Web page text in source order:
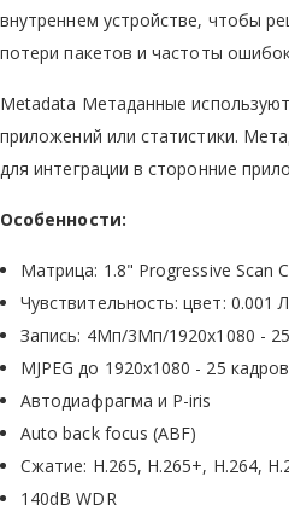
внутреннем устройстве, чтобы
потери пакетов и частоты
Metadata Метаданные
приложений или статистики.
для интеграции в сторонние
Особенности:
Матрица: 1.8" Progressive Scan
Чувствительность: цвет: 0.001
Запись: 4Мп/3Мп/1920х1080 -
MJPEG до 1920х1080 - 25
Автодиафрагма и P-iris
Auto back focus (ABF)
Сжатие: H.265, H.265+, H.264,
140dB WDR